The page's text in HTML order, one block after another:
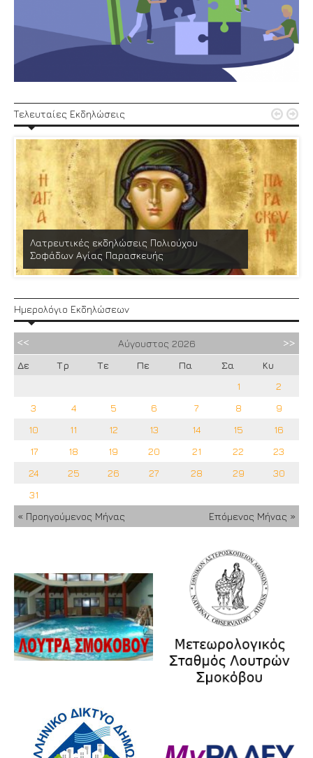
Τελευταίες Εκδηλώσεις
Λατρευτικές εκδηλώσεις Πολιούχου
Σοφάδων Αγίας Παρασκευής
 
Ημερολόγιο Εκδηλώσεων
Αύγουστος 2026
Δε
Τρ Τε Πε Πα Σα
Κυ
1
2
3
4 5 6 7 8
9
10
11 12 13 14 15
16
17
18 19 20 21 22
23
24
25 26 27 28 29
30
31
« Προηγούμενος Μήνας
Επόμενος Μήνας »